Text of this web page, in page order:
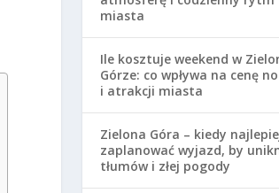
miasta
Ile kosztuje weekend w
Górze: co wpływa na cenę
i atrakcji miasta
Zielona Góra – kiedy
zaplanować wyjazd, by
tłumów i złej pogody